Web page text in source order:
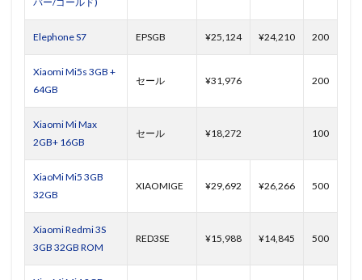
Elephone S7 EPSGB ¥25,124 ¥24,210 200
Xiaomi Mi5s 3GB +
64GB
セール ¥31,976 200
Xiaomi Mi Max
2GB+ 16GB
セール ¥18,272 100
XiaoMi Mi5 3GB
32GB
XIAOMIGE ¥29,692 ¥26,266 500
Xiaomi Redmi 3S
3GB 32GB ROM
RED3SE ¥15,988 ¥14,845 500